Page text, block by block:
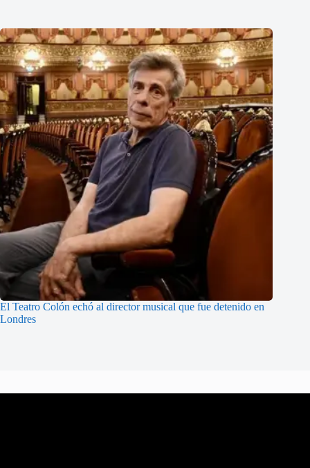
El Teatro Colón echó al director musical que fue detenido en
Londres